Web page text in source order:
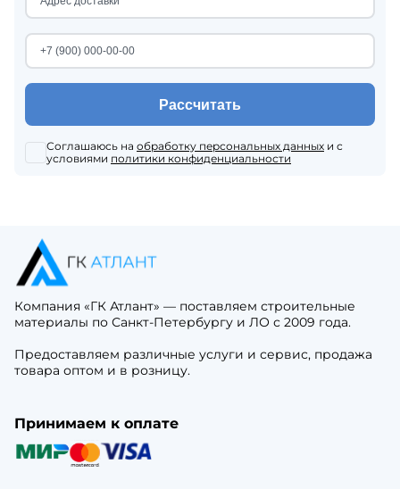
Рассчитать
Соглашаюсь на обработку персональных данных и с
условиями политики конфиденциальности
Компания «ГК Атлант» — поставляем строительные
материалы по Санкт-Петербургу и ЛО с 2009 года.
Предоставляем различные услуги и сервис, продажа
товара оптом и в розницу.
Принимаем к оплате